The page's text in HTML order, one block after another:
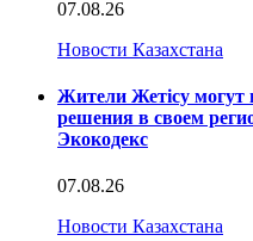
07.08.26
Новости Казахстана
Жители Жетісу могут
решения в своем
Экокодекс
07.08.26
Новости Казахстана